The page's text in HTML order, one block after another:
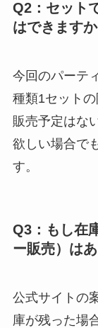
Q2：セット
はできますか
今回のパーテ
種類1セット
販売予定はな
欲しい場合で
す。
Q3：もし在
ー販売）は
公式サイトの
庫が残った場